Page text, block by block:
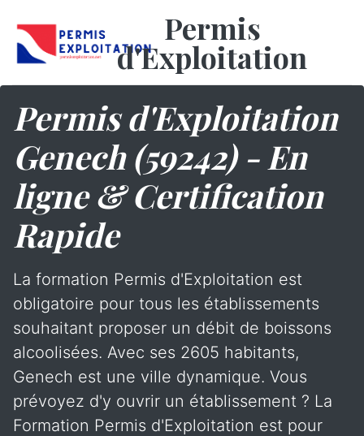
Permis
d'Exploitation
Permis d'Exploitation
Genech (59242) - En
ligne & Certification
Rapide
La formation Permis d'Exploitation est
obligatoire pour tous les établissements
souhaitant proposer un débit de boissons
alcoolisées. Avec ses 2605 habitants,
Genech est une ville dynamique. Vous
prévoyez d'y ouvrir un établissement ? La
Formation Permis d'Exploitation est pour